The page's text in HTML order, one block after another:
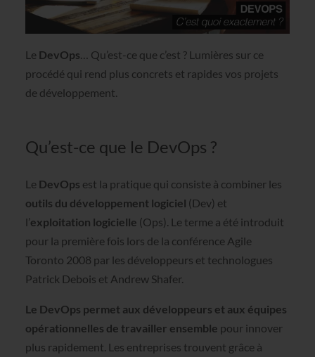
Le DevOps… Qu’est-ce que c’est ? Lumières sur ce
procédé qui rend plus concrets et rapides vos projets
de développement.
Qu’est-ce que le DevOps ?
Le DevOps est la pratique qui consiste à combiner les
outils du développement logiciel (Dev) et
l’exploitation logicielle (Ops). Le terme a été introduit
pour la première fois lors de la conférence Agile
Toronto 2008 par les développeurs et technologues
Patrick Debois et Andrew Shafer.
Le DevOps permet aux développeurs et aux équipes
opérationnelles de travailler ensemble pour innover
plus rapidement. Les entreprises trouvent grâce à